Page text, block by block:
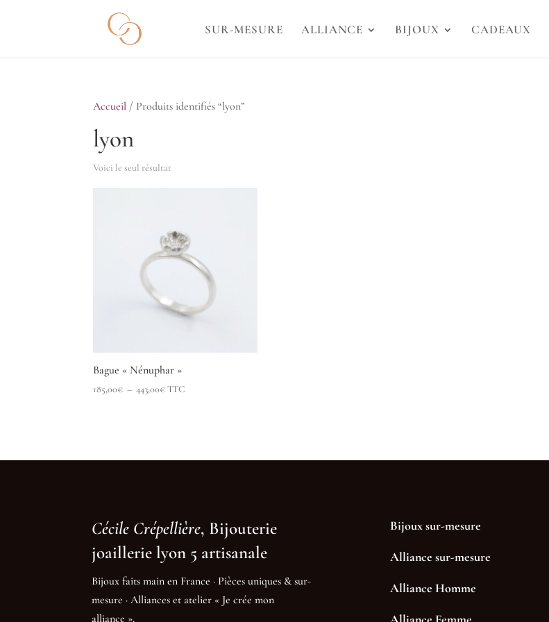
SUR-MESURE ALLIANCE BIJOUX CADEAUX
Accueil / Produits identifiés “lyon”
lyon
Voici le seul résultat
Bague « Nénuphar »
185,00€ – 443,00€Plage
TTC
Cécile Crépellière, Bijouterie
joaillerie lyon 5 artisanale
Bijoux faits main en France · Pièces uniques & sur-
mesure · Alliances et atelier « Je crée mon
alliance ».
Bijoux sur-mesure
Alliance sur-mesure
Alliance Homme
Alliance Femme